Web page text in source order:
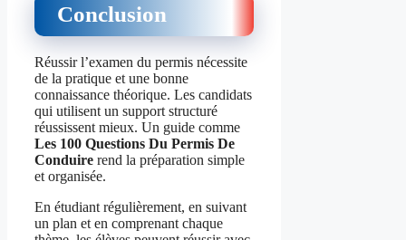
Conclusion
Réussir l’examen du permis nécessite
de la pratique et une bonne
connaissance théorique. Les candidats
qui utilisent un support structuré
réussissent mieux. Un guide comme
Les 100 Questions Du Permis De
Conduire rend la préparation simple
et organisée.
En étudiant régulièrement, en suivant
un plan et en comprenant chaque